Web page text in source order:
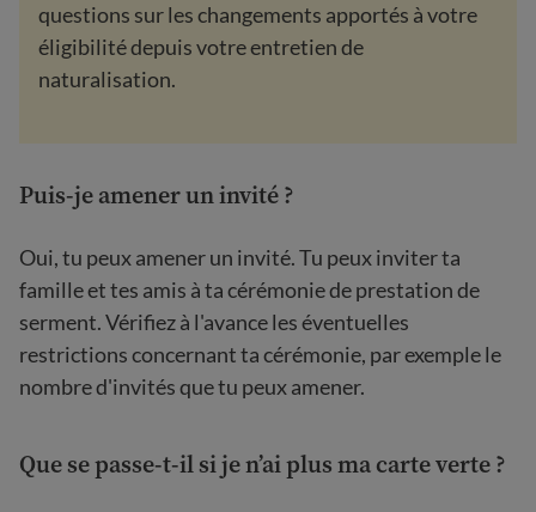
questions sur les changements apportés à votre
éligibilité depuis votre entretien de
naturalisation.
Puis-je amener un invité ?
Oui, tu peux amener un invité. Tu peux inviter ta
famille et tes amis à ta cérémonie de prestation de
serment. Vérifiez à l'avance les éventuelles
restrictions concernant ta cérémonie, par exemple le
nombre d'invités que tu peux amener.
Que se passe-t-il si je n’ai plus ma carte verte ?